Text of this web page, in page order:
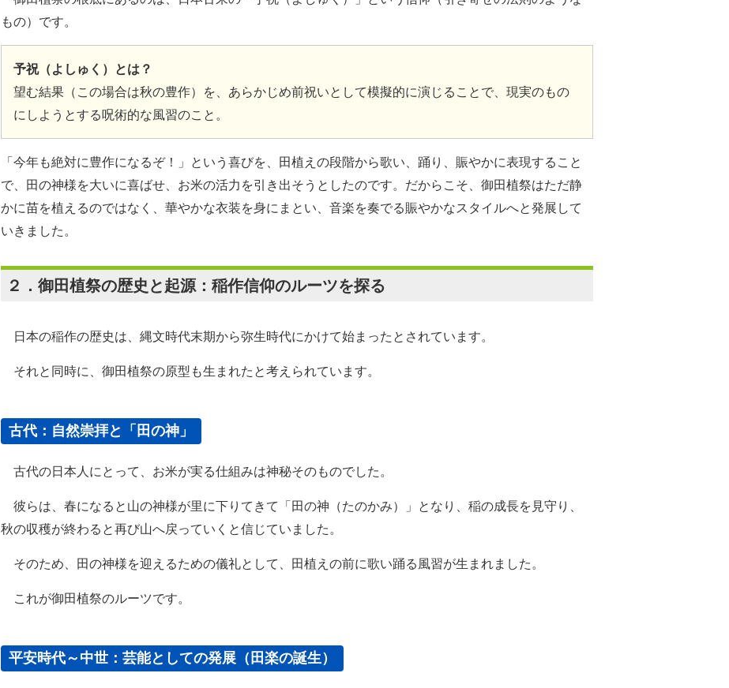
もの）です。
予祝（よしゅく）とは？
望む結果（この場合は秋の豊作）を、あらかじめ前祝いとして模擬的に演じることで、現実のもの
にしようとする呪術的な風習のこと。
「今年も絶対に豊作になるぞ！」という喜びを、田植えの段階から歌い、踊り、賑やかに表現すること
で、田の神様を大いに喜ばせ、お米の活力を引き出そうとしたのです。だからこそ、御田植祭はただ静
かに苗を植えるのではなく、華やかな衣装を身にまとい、音楽を奏でる賑やかなスタイルへと発展して
いきました。
２．御田植祭の歴史と起源：稲作信仰のルーツを探る
日本の稲作の歴史は、縄文時代末期から弥生時代にかけて始まったとされています。
それと同時に、御田植祭の原型も生まれたと考えられています。
古代：自然崇拝と「田の神」
古代の日本人にとって、お米が実る仕組みは神秘そのものでした。
彼らは、春になると山の神様が里に下りてきて「田の神（たのかみ）」となり、稲の成長を見守り、
秋の収穫が終わると再び山へ戻っていくと信じていました。
そのため、田の神様を迎えるための儀礼として、田植えの前に歌い踊る風習が生まれました。
これが御田植祭のルーツです。
平安時代～中世：芸能としての発展（田楽の誕生）